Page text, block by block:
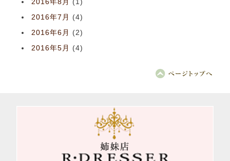
2016年8月
(1)
2016年7月
(4)
2016年6月
(2)
2016年5月
(4)